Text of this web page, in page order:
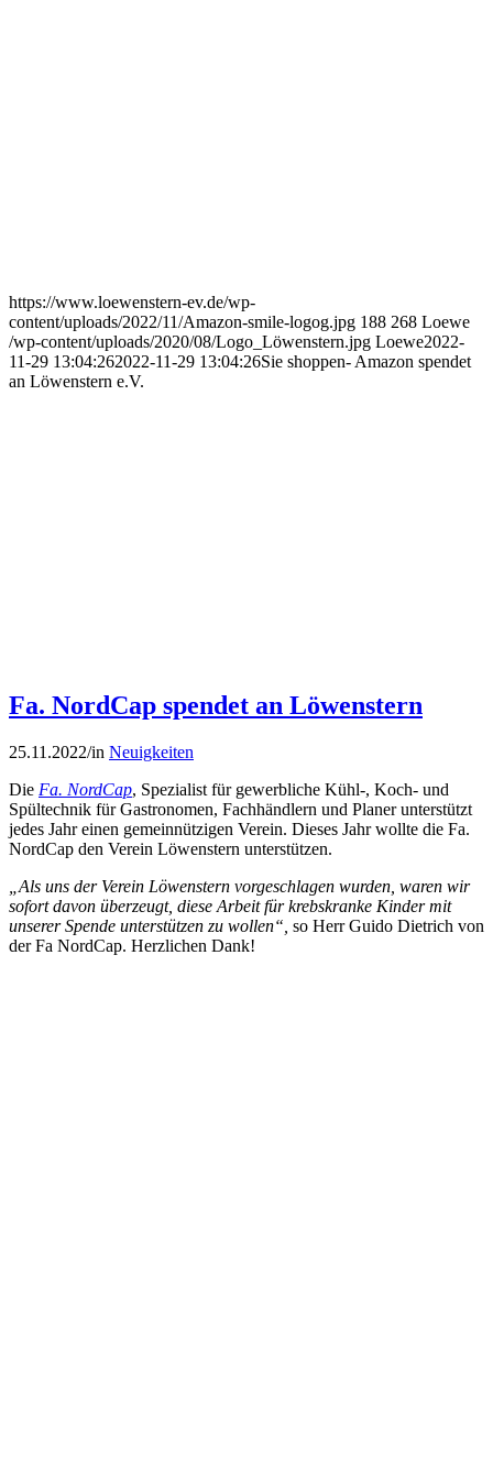
https://www.loewenstern-ev.de/wp-
content/uploads/2022/11/Amazon-smile-logog.jpg 188 268 Loewe
/wp-content/uploads/2020/08/Logo_Löwenstern.jpg Loewe2022-
11-29 13:04:262022-11-29 13:04:26Sie shoppen- Amazon spendet
an Löwenstern e.V.
Fa. NordCap spendet an Löwenstern
25.11.2022/in Neuigkeiten
Die Fa. NordCap, Spezialist für gewerbliche Kühl-, Koch- und
Spültechnik für Gastronomen, Fachhändlern und Planer unterstützt
jedes Jahr einen gemeinnützigen Verein. Dieses Jahr wollte die Fa.
NordCap den Verein Löwenstern unterstützen.
„Als uns der Verein Löwenstern vorgeschlagen wurden, waren wir
sofort davon überzeugt, diese Arbeit für krebskranke Kinder mit
unserer Spende unterstützen zu wollen“, so Herr Guido Dietrich von
der Fa NordCap. Herzlichen Dank!